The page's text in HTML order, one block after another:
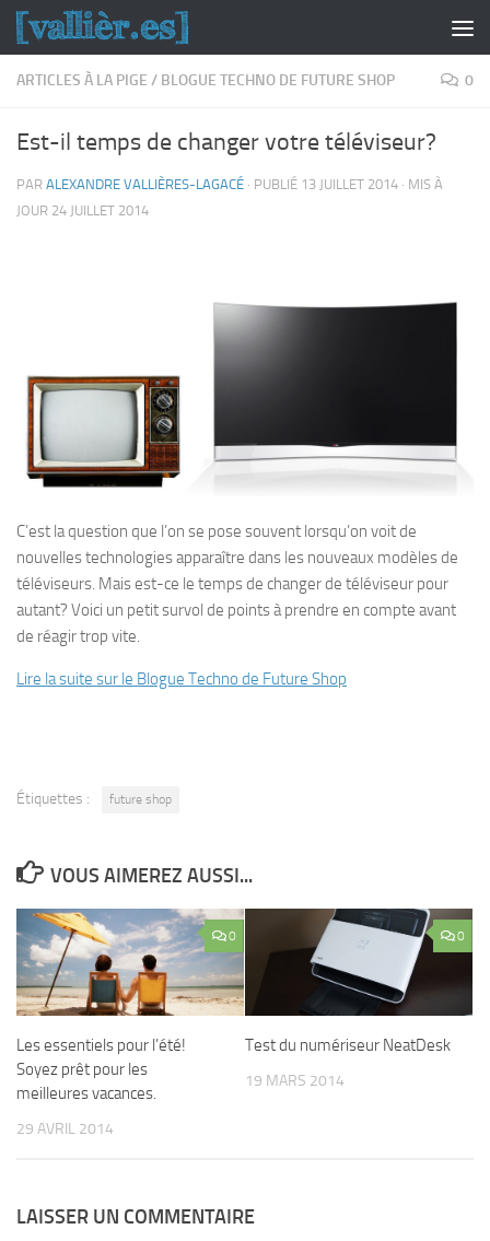
Skip to content
ARTICLES À LA PIGE / BLOGUE TECHNO DE FUTURE SHOP 0
Est-il temps de changer votre téléviseur?
PAR ALEXANDRE VALLIÈRES-LAGACÉ · PUBLIÉ 13 JUILLET 2014 · MIS À
JOUR 24 JUILLET 2014
C’est la question que l’on se pose souvent lorsqu’on voit de
nouvelles technologies apparaître dans les nouveaux modèles de
téléviseurs. Mais est-ce le temps de changer de téléviseur pour
autant? Voici un petit survol de points à prendre en compte avant
de réagir trop vite.
Lire la suite sur le Blogue Techno de Future Shop
Étiquettes : future shop
VOUS AIMEREZ AUSSI...
0
Les essentiels pour l’été!
Soyez prêt pour les
meilleures vacances.
29 AVRIL 2014
0
Test du numériseur NeatDesk
19 MARS 2014
LAISSER UN COMMENTAIRE